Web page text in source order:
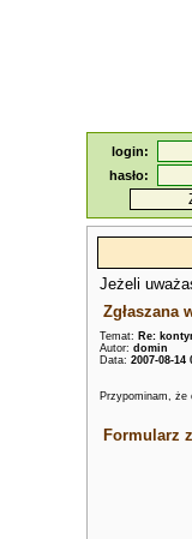
login:
hasło:
Jeżeli
Zgłaszana
Temat: Re:
Autor: domin
Data: 2007-08-14
Przypominam, że
Formularz